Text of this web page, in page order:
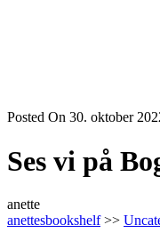
Posted On 30. oktober
Ses vi på
anette
anettesbookshelf>>